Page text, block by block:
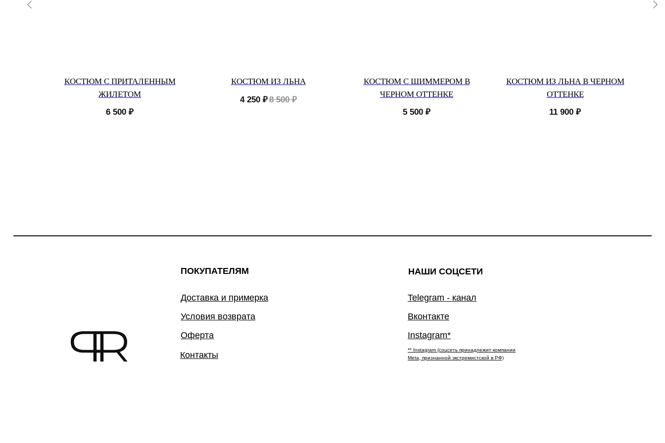
КОСТЮМ С ПРИТАЛЕННЫМ
ЖИЛЕТОМ
6 500 ₽
КОСТЮМ ИЗ ЛЬНА
4 250 ₽8 500 ₽
КОСТЮМ С ШИММЕРОМ В
ЧЕРНОМ ОТТЕНКЕ
5 500 ₽
КОСТЮМ ИЗ ЛЬНА В ЧЕРНОМ
ОТТЕНКЕ
11 900 ₽
ПОКУПАТЕЛЯМ НАШИ СОЦСЕТИ
Telegram - канал
Вконтакте
Instagram*
** Instagram (соцсеть принадлежит компании
Meta, признанной экстремистской в РФ)
Доставка и примерка
Условия возврата
Оферта
Контакты